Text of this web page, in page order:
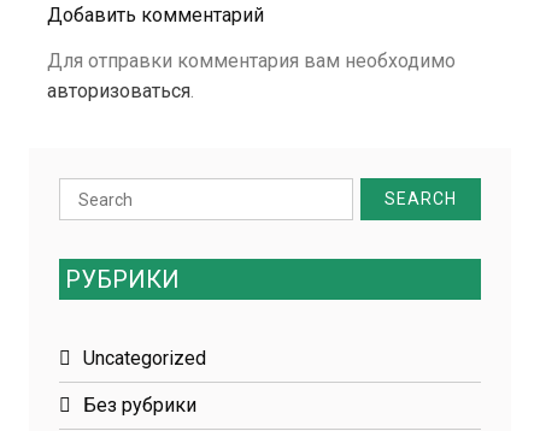
Добавить комментарий
Для отправки комментария вам необходимо
авторизоваться.
Search
for:
РУБРИКИ
Uncategorized
Без рубрики